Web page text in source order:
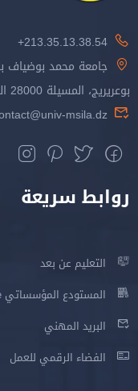
213.35.13.38.54+
جامعة محمد بوضياف
بوعريريج، المسيلة 28000 الجزائر
msila.dz
روابط سريعة
التعليم عن بعد
المستودع المؤسساتي DSpace
البريد المهني
الفضاء الرقمي للعمل